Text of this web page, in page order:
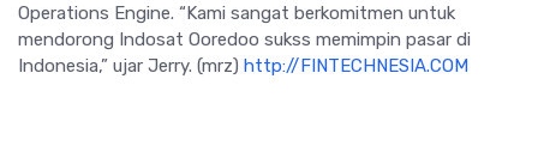
Operations Engine. “Kami sangat berkomitmen untuk
mendorong Indosat Ooredoo sukss memimpin pasar di
Indonesia,” ujar Jerry. (mrz) http://FINTECHNESIA.COM